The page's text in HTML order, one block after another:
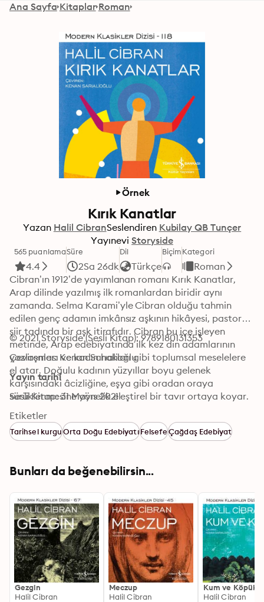
Ana Sayfa Kitaplar Roman
Örnek
Kırık Kanatlar
Yazan Halil CibranSeslendiren Kubilay QB Tunçer
Yayınevi Storyside
565 puanlama
4.4
Süre
2Sa 26dk
Dil
Türkçe
BiçimKategori
Roman
Cibran’ın 1912’de yayımlanan romanı Kırık Kanatlar,
Arap dilinde yazılmış ilk romanlardan biridir aynı
zamanda. Selma Karami’yle Cibran olduğu tahmin
edilen genç adamın imkânsız aşkının hikâyesi, pastoral
şiir tadında bir aşk itirafıdır. Cibran bu içe işleyen
metinde, Arap edebiyatında ilk kez din adamlarının
yozlaşması ve kadın hakları gibi toplumsal meselelere
el atar. Doğulu kadının yüzyıllar boyu gelenek
karşısındaki âcizliğine, eşya gibi oradan oraya
sürüklenmesine yönelik eleştirel bir tavır ortaya koyar.
© 2021 Storyside (Sesli Kitap): 9789180131353
Çevirenler: Kenan Sarıalioğlu
Yayın tarihi
Sesli Kitap: 31 Mayıs 2021
Etiketler
Tarihsel kurguOrta Doğu EdebiyatıFelsefeÇağdaş Edebiyat
Bunları da beğenebilirsin...
Gezgin
Halil Cibran
Meczup
Halil Cibran
Kum ve Köpük
Halil Cibran